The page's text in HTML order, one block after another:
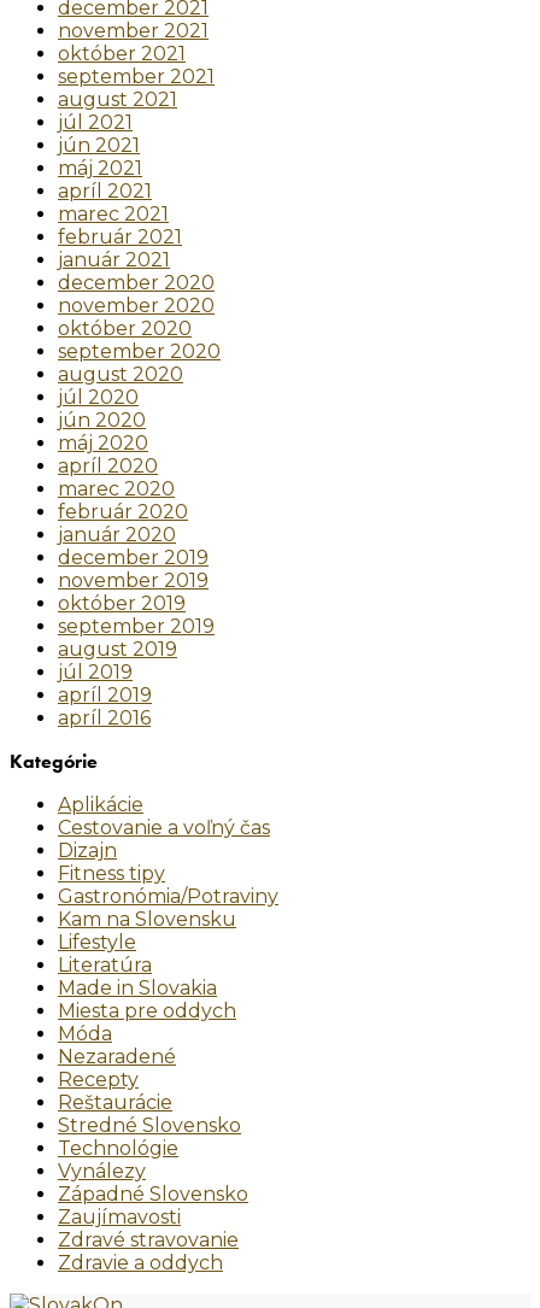
december 2021
november 2021
október 2021
september 2021
august 2021
júl 2021
jún 2021
máj 2021
apríl 2021
marec 2021
február 2021
január 2021
december 2020
november 2020
október 2020
september 2020
august 2020
júl 2020
jún 2020
máj 2020
apríl 2020
marec 2020
február 2020
január 2020
december 2019
november 2019
október 2019
september 2019
august 2019
júl 2019
apríl 2019
apríl 2016
Kategórie
Aplikácie
Cestovanie a voľný čas
Dizajn
Fitness tipy
Gastronómia/Potraviny
Kam na Slovensku
Lifestyle
Literatúra
Made in Slovakia
Miesta pre oddych
Móda
Nezaradené
Recepty
Reštaurácie
Stredné Slovensko
Technológie
Vynálezy
Západné Slovensko
Zaujímavosti
Zdravé stravovanie
Zdravie a oddych